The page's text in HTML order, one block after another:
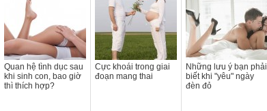
Quan hệ tình dục sau
khi sinh con, bao giờ
thì thích hợp?
Cực khoái trong giai
đoạn mang thai
Những lưu ý bạn phải
biết khi "yêu" ngày
đèn đỏ